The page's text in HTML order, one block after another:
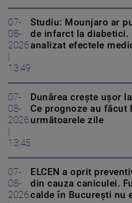
07-
08-
2026
13:49
Studiu: Mounjaro ar
de infarct la diabetici.
analizat efectele
07-
08-
2026
13:45
Dunărea crește ușor
Ce prognoze au
următoarele zile
07-
08-
2026
ELCEN a oprit
din cauza caniculei.
calde în Bucureşti nu